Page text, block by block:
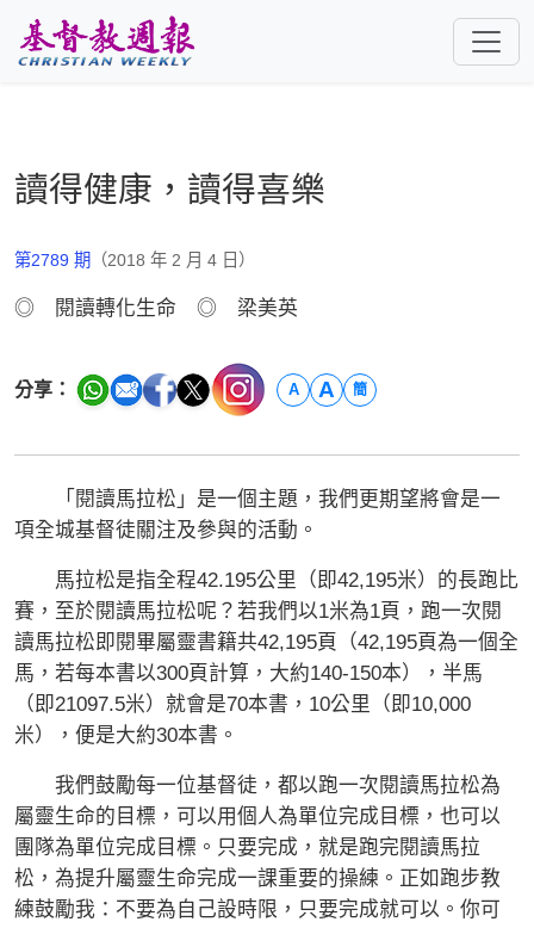
讀得健康，讀得喜樂
第2789 期 （2018 年 2 月 4 日）
◎ 閱讀轉化生命 ◎ 梁美英
分享： A A 簡
「閱讀馬拉松」是一個主題，我們更期望將會是一
項全城基督徒關注及參與的活動。
馬拉松是指全程42.195公里（即42,195米）的長跑比
賽，至於閱讀馬拉松呢？若我們以1米為1頁，跑一次閱
讀馬拉松即閱畢屬靈書籍共42,195頁（42,195頁為一個全
馬，若每本書以300頁計算，大約140-150本），半馬
（即21097.5米）就會是70本書，10公里（即10,000
米），便是大約30本書。
我們鼓勵每一位基督徒，都以跑一次閱讀馬拉松為
屬靈生命的目標，可以用個人為單位完成目標，也可以
團隊為單位完成目標。只要完成，就是跑完閱讀馬拉
松，為提升屬靈生命完成一課重要的操練。正如跑步教
練鼓勵我：不要為自己設時限，只要完成就可以。你可